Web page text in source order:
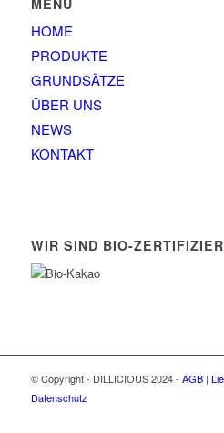
MENÜ
HOME
PRODUKTE
GRUNDSÄTZE
ÜBER UNS
NEWS
KONTAKT
WIR SIND BIO-
© Copyright - DILLICIOUS 2024 - AGB|
Datenschutz